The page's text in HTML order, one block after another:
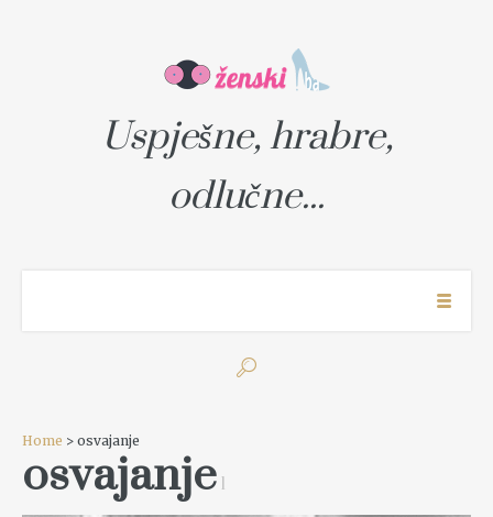
Uspješne, hrabre,
odlučne...
Home > osvajanje
osvajanje 1